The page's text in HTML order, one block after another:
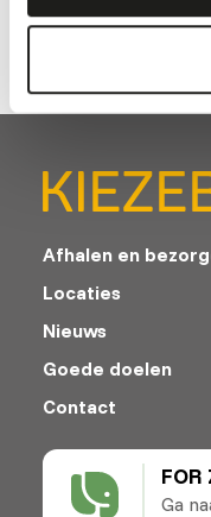
FOR
Ga
Afhalen en
Locaties
Nieuws
Goede doelen
Contact